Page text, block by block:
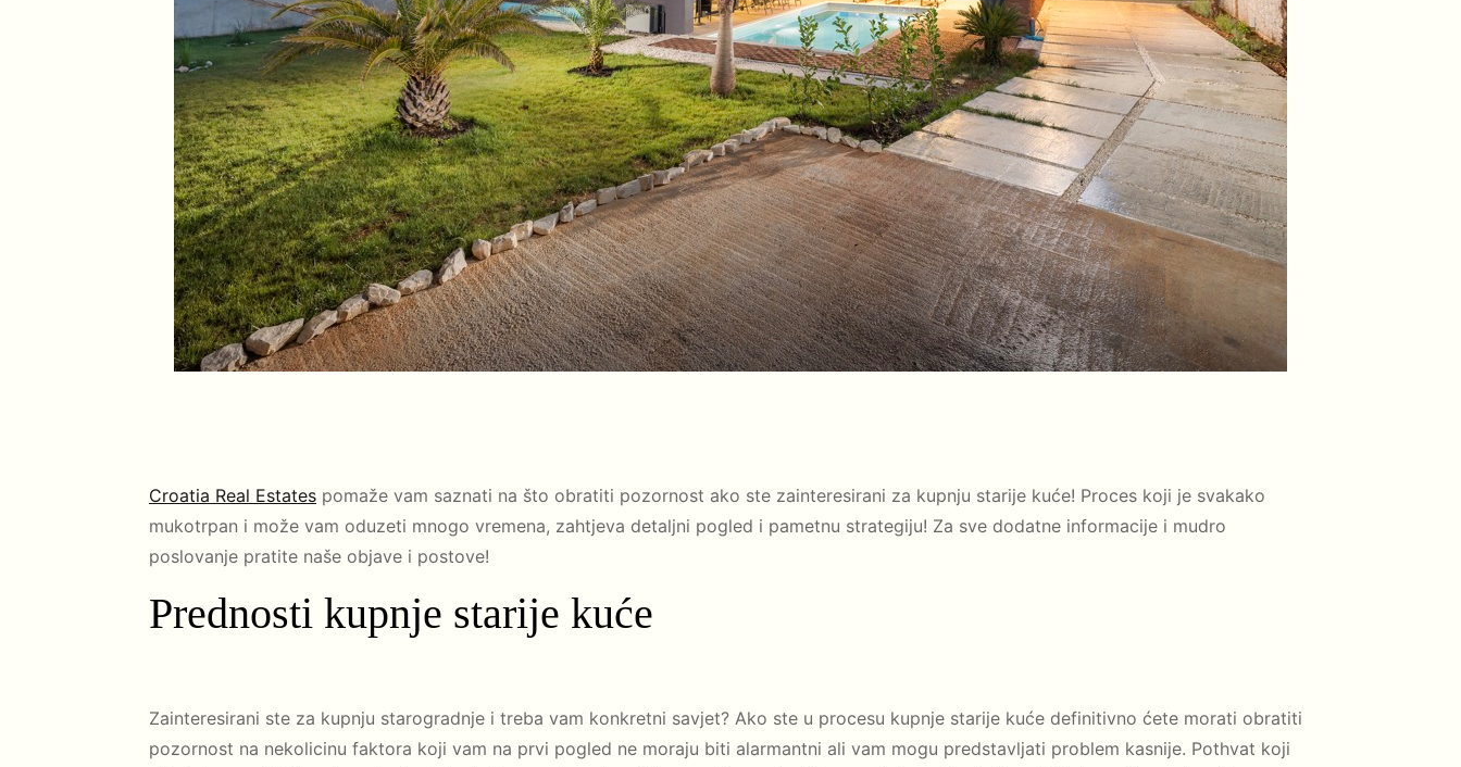
Croatia Real Estates pomaže vam saznati na što obratiti pozornost ako ste zainteresirani za kupnju starije kuće! Proces koji je svakako
mukotrpan i može vam oduzeti mnogo vremena, zahtjeva detaljni pogled i pametnu strategiju! Za sve dodatne informacije i mudro
poslovanje pratite naše objave i postove!
Prednosti kupnje starije kuće
Zainteresirani ste za kupnju starogradnje i treba vam konkretni savjet? Ako ste u procesu kupnje starije kuće definitivno ćete morati obratiti
pozornost na nekolicinu faktora koji vam na prvi pogled ne moraju biti alarmantni ali vam mogu predstavljati problem kasnije. Pothvat koji